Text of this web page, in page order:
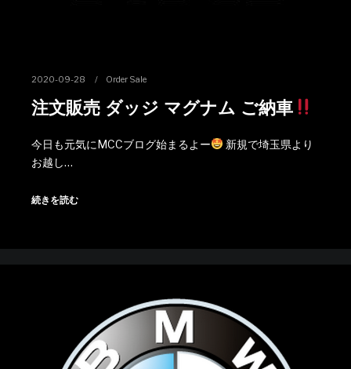
2020-09-28 Order Sale
注文販売 ダッジ マグナム ご納車
今日も元気にMCCブログ始まるよー
新規で埼玉県より
お越し…
続きを読む